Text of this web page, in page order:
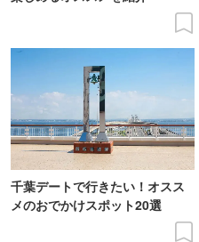
千葉デートで行きたい！オスス
メのおでかけスポット20選